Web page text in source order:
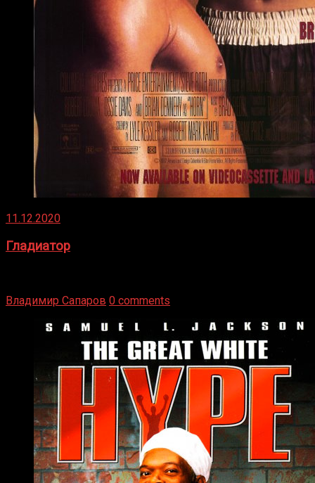
11.12.2020
Гладиатор
Владимир Сапаров 0 comments